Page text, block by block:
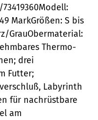
MarkGrößen: S bis
GrauObermaterial:
Thermo-
drei
Futter;
Labyrinth
für nachrüstbare
am